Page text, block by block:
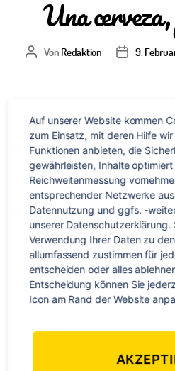
Una
Beitragsautor
Von Redaktion 9.
Welcher Mallorca-Urlauber
Doch kulinarisch hat Spanien
Bier. Lernt hier das Ess- und
kennen sowie einige
Reise nach Spanien unbedingt
Vorsicht: Magengrummeln und
Fangen wir mit den
Frühstück […]
Schlagwörter
Essen,Kulinarisch, Sprachreise,
Auf unserer Website kommen
zum Einsatz, mit deren Hilfe
Funktionen anbieten, die
gewährleisten, Inhalte
Reichweitenmessung
entsprechender Netzwerke
Datennutzung und ggfs. -
unserer Datenschutzerklärung.
Verwendung Ihrer Daten zu
allumfassend zustimmen für
entscheiden oder alles
Entscheidung können Sie
Icon am Rand der Website